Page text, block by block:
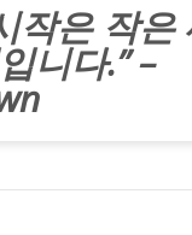
작은 작은
니다.” –